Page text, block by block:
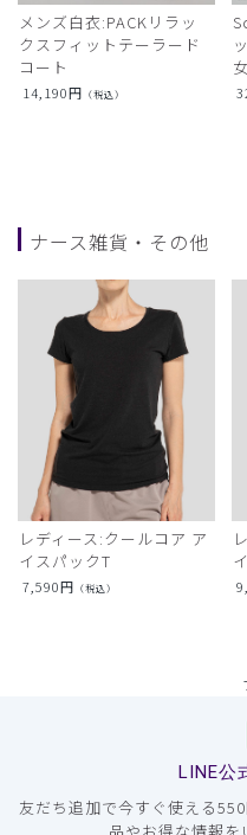
メンズ白衣:PACKリラッ
クスフィットテーラード
コート
14,190円 （税込）
ナース雑貨・その他
レディース:クールコア ア
イスパックT
7,590円 （税込）
LINE公
友だち追加で今すぐ使える